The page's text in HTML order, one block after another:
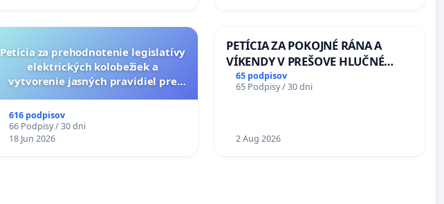
Petícia za prehodnotenie legislatívy
elektrických kolobežiek a
vytvorenie jasných pravidiel pre
616 podpisov
66 Podpisy / 30 dni
18 Jun 2026
PETÍCIA ZA POKOJNÉ RÁNA A
VÍKENDY V PREŠOVE HLUČNÉ
STAVEBNÉ PRÁCE V SOBOTU LEN
OD 9.00 DO 13.00 HOD., CEZ
KONTROLA STAVBY C-AREA NA
65 podpisov
65 Podpisy / 30 dni
2 Aug 2026